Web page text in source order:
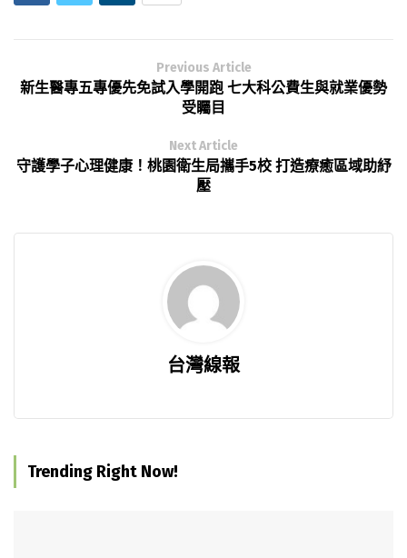
Previous Article
新生醫專五專優先免試入學開跑 七大科公費生與就業優勢
受矚目
Next Article
守護學子心理健康！桃園衛生局攜手5校 打造療癒區域助紓
壓
台灣線報
Trending Right Now!